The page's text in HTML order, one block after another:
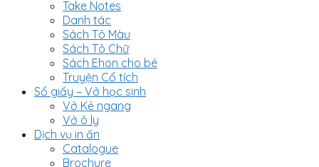
Take Notes
Danh tác
Sách Tô Màu
Sách Tô Chữ
Sách Ehon cho bé
Truyện Cổ tích
Sổ giấy – Vở học sinh
Vở Kẻ ngang
Vở ô ly
Dịch vụ in ấn
Catalogue
Brochure